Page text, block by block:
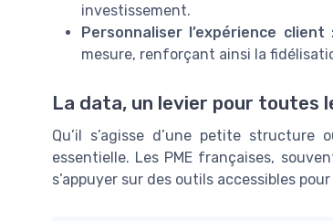
investissement.
Personnaliser l’expérience client
mesure, renforçant ainsi la
La data, un levier pour toutes
Qu’il s’agisse d’une petite
essentielle. Les PME françaises,
s’appuyer sur des outils accessibles